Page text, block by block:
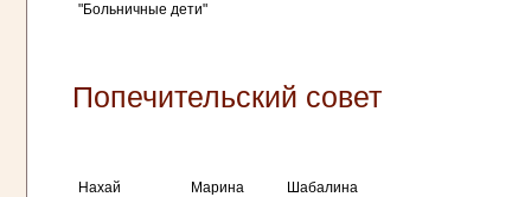
"Больничные дети"
Попечительский совет
Нахай
Марина
Шабалина